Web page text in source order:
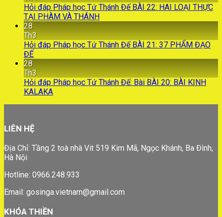
Hỏi đáp Pháp học Tứ Thánh Đế BÀI 22: HAI LOẠI THỰC
TẠI PHÀM VÀ THÁNH
28
Th3
Hỏi đáp Pháp học Tứ Thánh Đế BÀI 21: 37 PHẨM ĐẠO
ĐẾ
28
Th3
Hỏi đáp Pháp học Tứ Thánh Đế: Bài BÀI 20: BÀI KINH
KALAKA
LIÊN HỆ
Địa Chỉ: Tầng 2 toà nhà Vit 519 Kim Mã, Ngọc Khánh, Ba Đình,
Hà Nội
Hotline: 0966.248.933
Email: gosinga.vietnam@gmail.com
KHÓA THIỀN